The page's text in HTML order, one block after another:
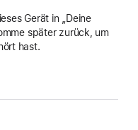
Gerät in „Deine
später zurück, um
hast.